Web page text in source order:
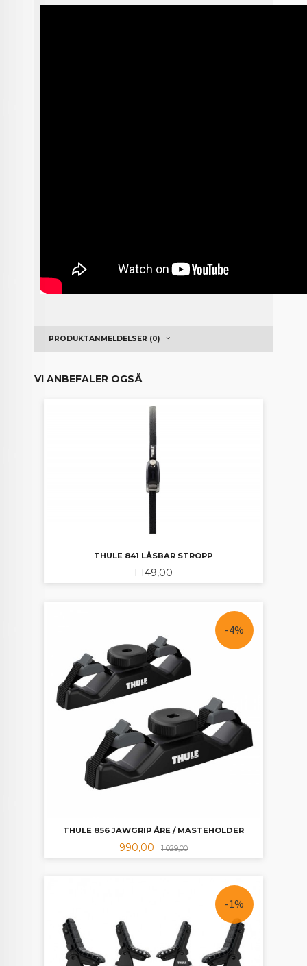
PRODUKTANMELDELSER (0)
VI ANBEFALER OGSÅ
THULE 841 LÅSBAR STROPP
Pris
1 149,00
THULE 856 JAWGRIP ÅRE / MASTEHOLDER
Tilbud
990,00 1 029,00Rabatt
-4%
-1%